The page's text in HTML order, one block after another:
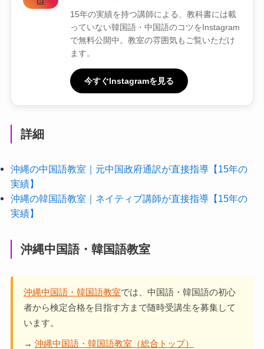
15年の実績を持つ講師による、教科書には載
っていない韓国語・中国語のコツをInstagram
で無料公開中。教室の雰囲気もご覧いただけ
ます。
今すぐInstagramを見る
詳細
沖縄の中国語教室｜元中国政府通訳が直接指導【15年の
実績】
沖縄の韓国語教室｜ネイティブ講師が直接指導【15年の
実績】
沖縄中国語・韓国語教室
沖縄中国語・韓国語教室では、中国語・韓国語の初心
者から検定合格を目指す方まで随時受講生を募集して
います。
→ 沖縄中国語・韓国語教室（総合トップ）